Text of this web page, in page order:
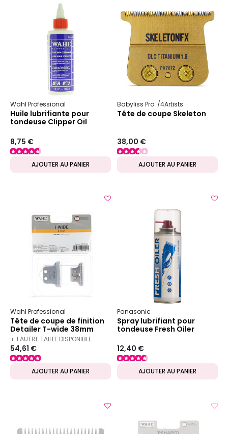
Wahl Professional
Huile lubrifiante pour
tondeuse Clipper Oil
8,75 €
AJOUTER AU PANIER
Babyliss Pro 4Artists
Tête de coupe Skeleton
38,00 €
AJOUTER AU PANIER
Wahl Professional
Tête de coupe de finition
Detailer T-wide 38mm
+ 1 AUTRE TAILLE DISPONIBLE
54,61 €
AJOUTER AU PANIER
Panasonic
Spray lubrifiant pour
tondeuse Fresh Oiler
12,40 €
AJOUTER AU PANIER